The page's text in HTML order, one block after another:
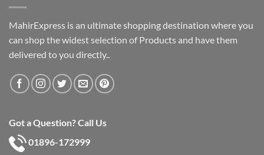
MahirExpress is an ultimate shopping destination where you
can shop the widest selection of Products and have them
delivered to you directly..
Got a Question? Call Us
01896-172999